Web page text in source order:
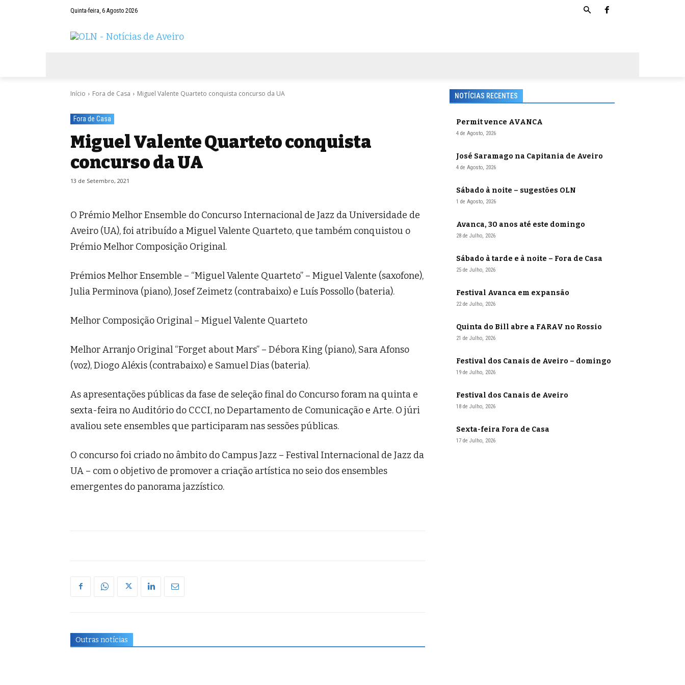
Quinta-feira, 6 Agosto 2026
Início Fora de Casa Miguel Valente Quarteto conquista concurso da UA
Fora de Casa
Miguel Valente Quarteto conquista
concurso da UA
13 de Setembro, 2021
O Prémio Melhor Ensemble do Concurso Internacional de Jazz da Universidade de
Aveiro (UA), foi atribuído a Miguel Valente Quarteto, que também conquistou o
Prémio Melhor Composição Original.
Prémios Melhor Ensemble – “Miguel Valente Quarteto” – Miguel Valente (saxofone),
Julia Perminova (piano), Josef Zeimetz (contrabaixo) e Luís Possollo (bateria).
Melhor Composição Original – Miguel Valente Quarteto
Melhor Arranjo Original “Forget about Mars” – Débora King (piano), Sara Afonso
(voz), Diogo Aléxis (contrabaixo) e Samuel Dias (bateria).
As apresentações públicas da fase de seleção final do Concurso foram na quinta e
sexta-feira no Auditório do CCCI, no Departamento de Comunicação e Arte. O júri
avaliou sete ensembles que participaram nas sessões públicas.
O concurso foi criado no âmbito do Campus Jazz – Festival Internacional de Jazz da
UA – com o objetivo de promover a criação artística no seio dos ensembles
emergentes do panorama jazzístico.
Outras notícias
NOTÍCIAS RECENTES
Permit vence AVANCA
4 de Agosto, 2026
José Saramago na Capitania de Aveiro
4 de Agosto, 2026
Sábado à noite – sugestões OLN
1 de Agosto, 2026
Avanca, 30 anos até este domingo
28 de Julho, 2026
Sábado à tarde e à noite – Fora de Casa
25 de Julho, 2026
Festival Avanca em expansão
22 de Julho, 2026
Quinta do Bill abre a FARAV no Rossio
21 de Julho, 2026
Festival dos Canais de Aveiro – domingo
19 de Julho, 2026
Festival dos Canais de Aveiro
18 de Julho, 2026
Sexta-feira Fora de Casa
17 de Julho, 2026